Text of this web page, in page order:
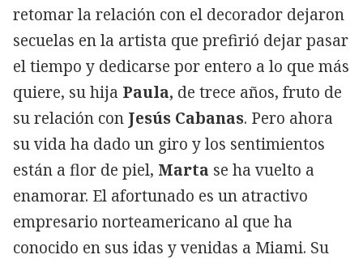
retomar la relación con el decorador dejaron
secuelas en la artista que prefirió dejar pasar
el tiempo y dedicarse por entero a lo que más
quiere, su hija Paula, de trece años, fruto de
su relación con Jesús Cabanas. Pero ahora
su vida ha dado un giro y los sentimientos
están a flor de piel, Marta se ha vuelto a
enamorar. El afortunado es un atractivo
empresario norteamericano al que ha
conocido en sus idas y venidas a Miami. Su